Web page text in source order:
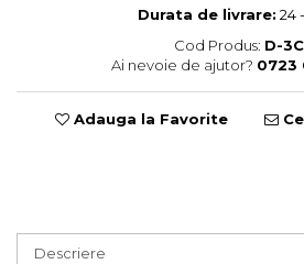
Durata de livrare: 24
Cod Produs: D-3C
Ai nevoie de ajutor? 0723
Adauga la Favorite
Descriere